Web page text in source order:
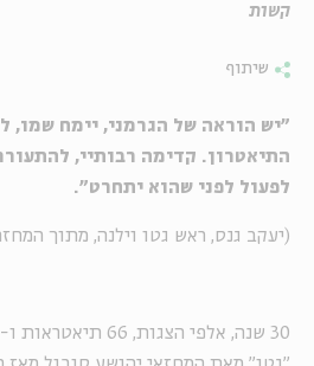
קשות
שיתוף
"יש הוראה של הגרמני, יימח שמו,
התיאטרון. קדימה רבותיי,
לפעול לפני שהוא יתחרט".
(יעקב גנס, ראש גטו וילנה, מתוך